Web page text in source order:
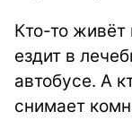
Кто-то
ездит в
автобусе. А
снимает